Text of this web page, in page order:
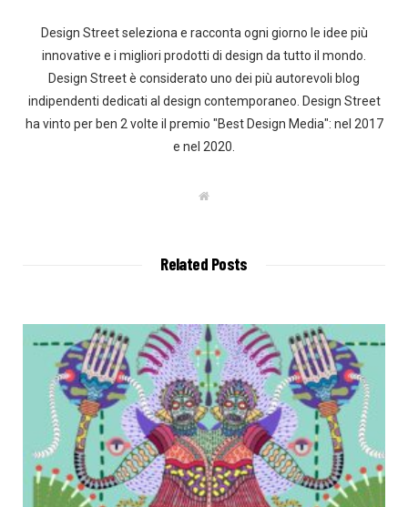
Design Street seleziona e racconta ogni giorno le idee più
innovative e i migliori prodotti di design da tutto il mondo.
Design Street è considerato uno dei più autorevoli blog
indipendenti dedicati al design contemporaneo. Design Street
ha vinto per ben 2 volte il premio "Best Design Media": nel 2017
e nel 2020.
W
Related Posts